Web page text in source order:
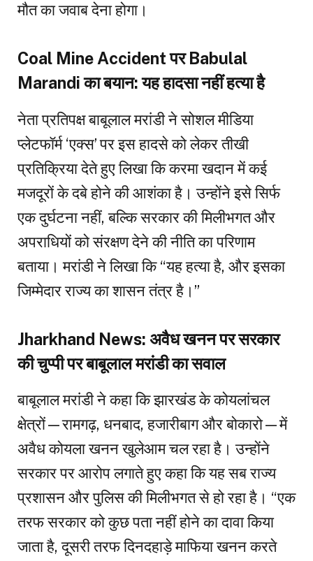
मौत का जवाब देना होगा।
Coal Mine Accident पर Babulal
Marandi का बयान: यह हादसा नहीं हत्या है
नेता प्रतिपक्ष बाबूलाल मरांडी ने सोशल मीडिया
प्लेटफॉर्म ‘एक्स’ पर इस हादसे को लेकर तीखी
प्रतिक्रिया देते हुए लिखा कि करमा खदान में कई
मजदूरों के दबे होने की आशंका है। उन्होंने इसे सिर्फ
एक दुर्घटना नहीं, बल्कि सरकार की मिलीभगत और
अपराधियों को संरक्षण देने की नीति का परिणाम
बताया। मरांडी ने लिखा कि “यह हत्या है, और इसका
जिम्मेदार राज्य का शासन तंत्र है।”
Jharkhand News: अवैध खनन पर सरकार
की चुप्पी पर बाबूलाल मरांडी का सवाल
बाबूलाल मरांडी ने कहा कि झारखंड के कोयलांचल
क्षेत्रों—रामगढ़, धनबाद, हजारीबाग और बोकारो—में
अवैध कोयला खनन खुलेआम चल रहा है। उन्होंने
सरकार पर आरोप लगाते हुए कहा कि यह सब राज्य
प्रशासन और पुलिस की मिलीभगत से हो रहा है। “एक
तरफ सरकार को कुछ पता नहीं होने का दावा किया
जाता है, दूसरी तरफ दिनदहाड़े माफिया खनन करते